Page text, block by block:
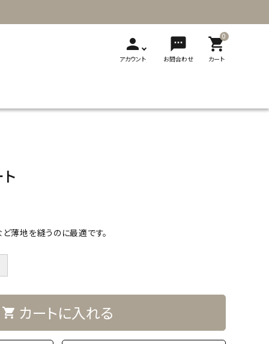
person
アカウント
sms
お問合わせ
0
shopping_cart
カート
品カタログ
薄地を縫うのに最適です。
shopping_cart カートに入れる